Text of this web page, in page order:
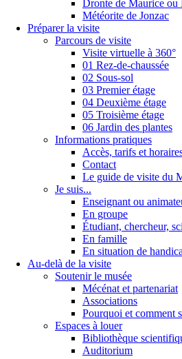
Dronte de Maurice ou
Météorite de Jonzac
Préparer la visite
Parcours de visite
Visite virtuelle à 360°
01 Rez-de-chaussée
02 Sous-sol
03 Premier étage
04 Deuxième étage
05 Troisième étage
06 Jardin des plantes
Informations pratiques
Accès, tarifs et
Contact
Le guide de visite du
Je suis...
Enseignant ou
En groupe
Étudiant, chercheur,
En famille
En situation de
Au-delà de la visite
Soutenir le musée
Mécénat et partenariat
Associations
Pourquoi et comment
Espaces à louer
Bibliothèque
Auditorium